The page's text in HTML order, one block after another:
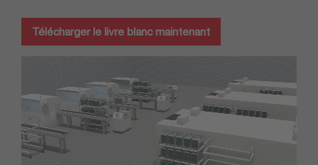
Télécharger le livre blanc maintenant